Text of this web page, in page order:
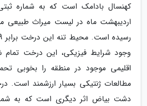
اردیبهشت ماه در لیست میراث طبیعی
وجود شرایط فیزیکی، این درخت
اقلیمی موجود در منطقه را بخوبی
مطالعات ژنتیکی بسیار ارزشمند است.